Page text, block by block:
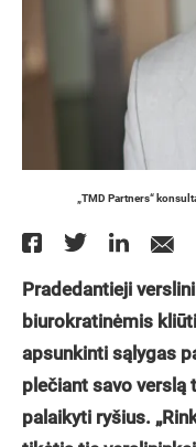
„TMD Partners“
Pradedantieji
biurokratinėmis
apsunkinti sąlygas
plečiant savo verslą
palaikyti ryšius.